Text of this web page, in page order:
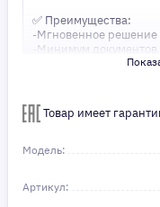
✅ Преимущества:
-Мгновенное решение
-Минимум документов
-Удобные сроки и
Получите то, что
удобство — наш
в этом!
Товар имеет
Модель:
Артикул: